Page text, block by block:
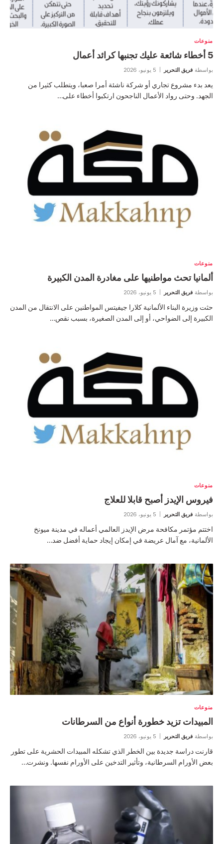
منوعات
5 أخطاء شائعة عليك تجنبها كرائد أعمال
بواسطة فريق التحرير 5 يونيو، 2026
يعد بدء مشروع تجاري أو شركة ناشئة أمرا صعبا، ويتطلب كثيرا من
الجهد. وحتى رواد الأعمال الناجحون ارتكبوا أخطاء على…
منوعات
ألمانيا تحث مواطنيها على مغادرة المدن الكبيرة
بواسطة فريق التحرير 5 يونيو، 2026
حثت وزيرة البناء الألمانية كلارا جيفيتس المواطنين على الانتقال من المدن
الكبيرة إلى الضواحي، أو إلى المدن الصغيرة، بسبب نقص…
منوعات
فيروس الإيدز أصبح قابلا للعلاج
بواسطة فريق التحرير 5 يونيو، 2026
اختتم مؤتمر مكافحة مرض الإيدز العالمي أعماله في مدينة ميونخ
الألمانية، مع آمال عريضة في إمكان إيجاد حماية أفضل ضد…
منوعات
المبيدات تزيد خطورة أنواع من السرطانات
بواسطة فريق التحرير 5 يونيو، 2026
قارنت دراسة جديدة بين الخطر الذي تشكله المبيدات الحشرية على تطور
بعض الأورام السرطانية، وتأثير التدخين على الأورام نفسها. ونشرت…